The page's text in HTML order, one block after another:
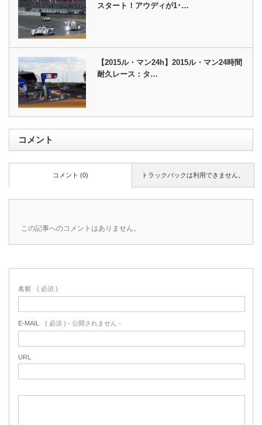
スタート！アウディが1･…
【2015ル・マン24h】2015ル・マン24時間
耐久レース：タ…
コメント
トラックバックは利用できません。
コメント (0)
この記事へのコメントはありません。
名前 ( 必須 )
E-MAIL ( 必須 ) - 公開されません -
URL